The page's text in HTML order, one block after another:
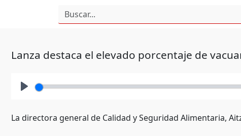
Lanza destaca el elevado porcentaje de
La directora general de Calidad y Seguridad Alimentaria,